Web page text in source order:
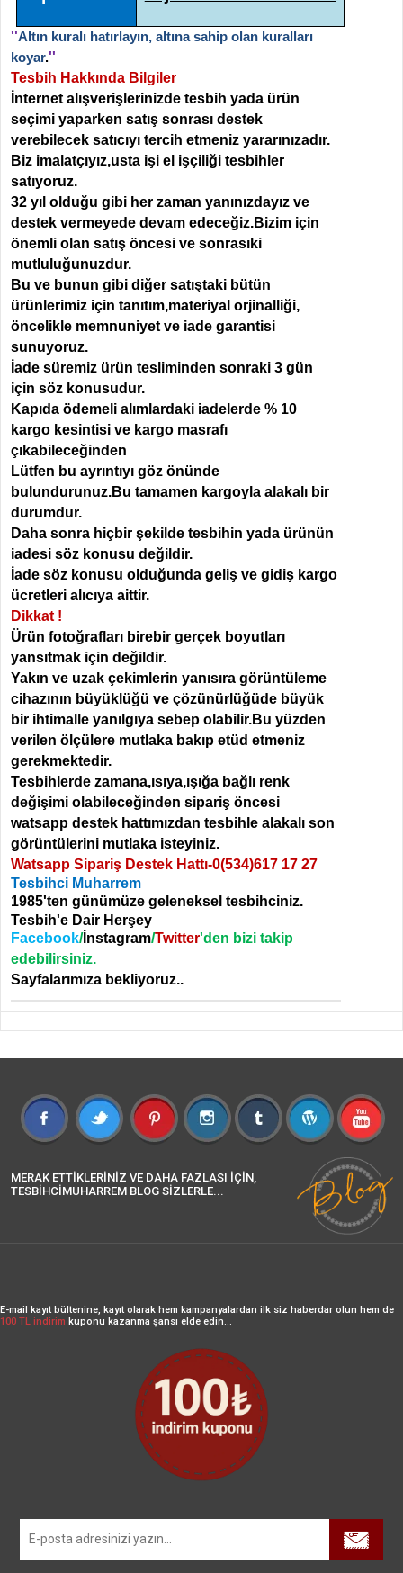
''Altın kuralı hatırlayın, altına sahip olan kuralları
koyar.''
Tesbih Hakkında Bilgiler
İnternet alışverişlerinizde tesbih yada ürün
seçimi yaparken satış sonrası destek
verebilecek satıcıyı tercih etmeniz yararınızadır.
Biz imalatçıyız,usta işi el işçiliği tesbihler
satıyoruz.
32 yıl olduğu gibi her zaman yanınızdayız ve
destek vermeyede devam edeceğiz.Bizim için
önemli olan satış öncesi ve sonrasıki
mutluluğunuzdur.
Bu ve bunun gibi diğer satıştaki bütün
ürünlerimiz için tanıtım,materiyal orjinalliği,
öncelikle memnuniyet ve iade garantisi
sunuyoruz.
İade süremiz ürün tesliminden sonraki 3 gün
için söz konusudur.
Kapıda ödemeli alımlardaki iadelerde % 10
kargo kesintisi ve kargo masrafı
çıkabileceğinden
Lütfen bu ayrıntıyı göz önünde
bulundurunuz.Bu tamamen kargoyla alakalı bir
durumdur.
Daha sonra hiçbir şekilde tesbihin yada ürünün
iadesi söz konusu değildir.
İade söz konusu olduğunda geliş ve gidiş kargo
ücretleri alıcıya aittir.
Dikkat !
Ürün fotoğrafları birebir gerçek boyutları
yansıtmak için değildir.
Yakın ve uzak çekimlerin yanısıra görüntüleme
cihazının büyüklüğü ve çözünürlüğüde büyük
bir ihtimalle yanılgıya sebep olabilir.Bu yüzden
verilen ölçülere mutlaka bakıp etüd etmeniz
gerekmektedir.
Tesbihlerde zamana,ısıya,ışığa bağlı renk
değişimi olabileceğinden sipariş öncesi
watsapp destek hattımızdan tesbihle alakalı son
görüntülerini mutlaka isteyiniz.
Watsapp Sipariş Destek Hattı-0(534)617 17 27
Tesbihci Muharrem
1985'ten günümüze geleneksel tesbihciniz.
Tesbih'e Dair Herşey
Facebook/İnstagram/Twitter'den bizi takip
edebilirsiniz.
Sayfalarımıza bekliyoruz..
MERAK ETTİKLERİNİZ VE DAHA FAZLASI İÇİN,
TESBİHCİMUHARREM BLOG SİZLERLE...
E-mail kayıt bültenine, kayıt olarak hem kampanyalardan ilk siz haberdar olun hem de
100 TL indirim kuponu kazanma şansı elde edin...